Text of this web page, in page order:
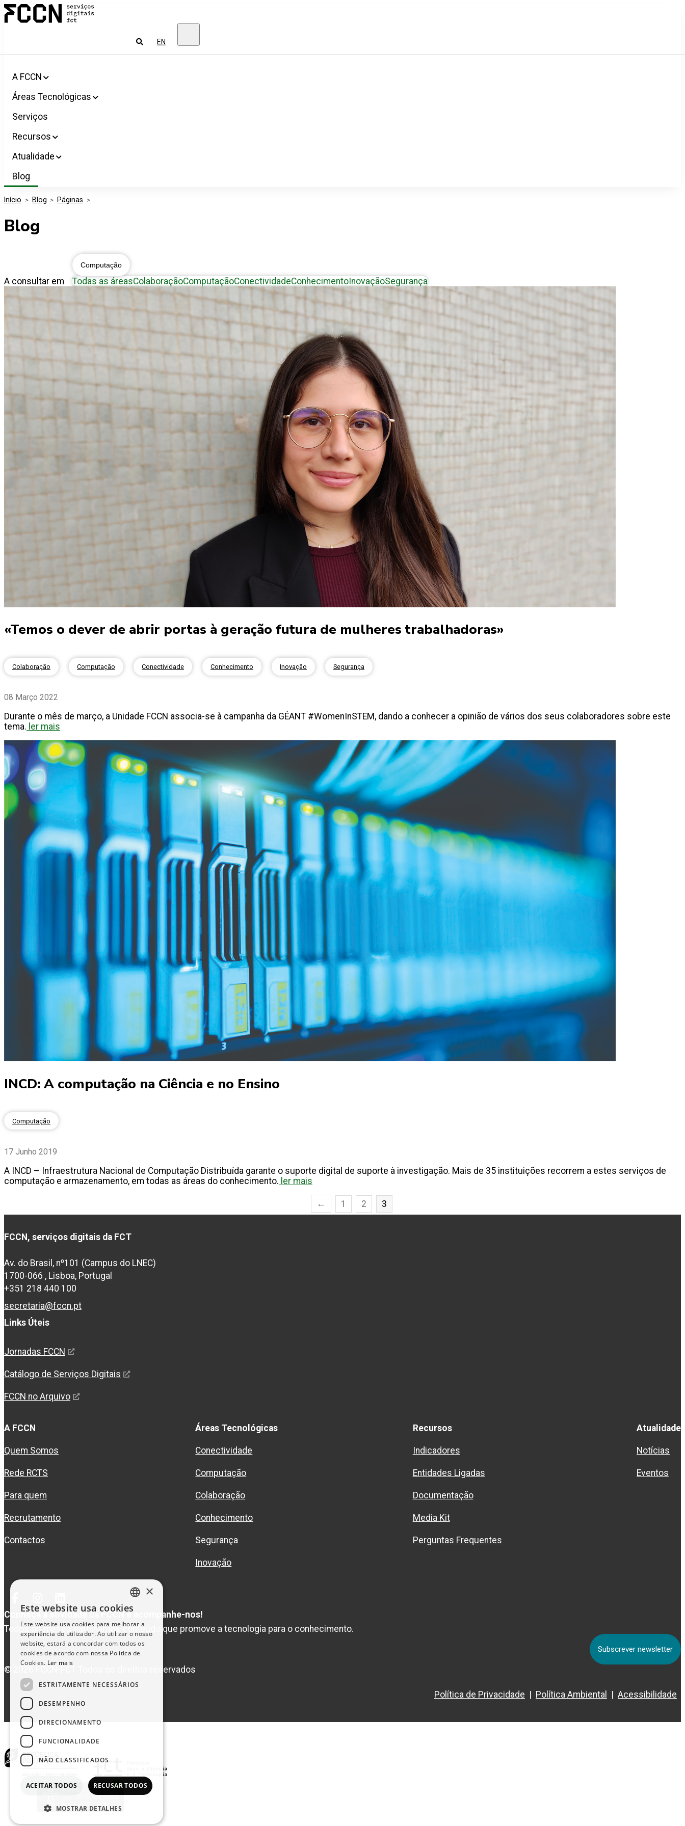
Salta
para
Pesquisar
EN
A FCCN
Áreas Tecnológicas
Serviços
Recursos
Atualidade
Blog
Início > Blog > Páginas >
Blog
A consultar em
Computação
Todas as áreasColaboraçãoComputaçãoConectividadeConhecimentoInovaçãoSegurança
«Temos o dever de abrir portas à geração futura de mulheres trabalhadoras»
Colaboração Computação Conectividade Conhecimento Inovação Segurança
08 Março 2022
Durante o mês de março, a Unidade FCCN associa-se à campanha da GÉANT #WomenInSTEM, dando a conhecer a opinião de vários dos seus colaboradores sobre este
tema. ler mais
INCD: A computação na Ciência e no Ensino
Computação
17 Junho 2019
A INCD – Infraestrutura Nacional de Computação Distribuída garante o suporte digital de suporte à investigação. Mais de 35 instituições recorrem a estes serviços de
computação e armazenamento, em todas as áreas do conhecimento. ler mais
← 1 2 3
FCCN, serviços digitais da FCT
Av. do Brasil, nº101 (Campus do LNEC)
1700-066 , Lisboa, Portugal
+351 218 440 100
secretaria@fccn.pt
Links Úteis
Jornadas FCCN
Catálogo de Serviços Digitais
FCCN no Arquivo
A FCCN
Quem Somos
Rede RCTS
Para quem
Recrutamento
Contactos
Áreas Tecnológicas
Conectividade
Computação
Colaboração
Conhecimento
Segurança
Inovação
Recursos
Indicadores
Entidades Ligadas
Documentação
Media Kit
Perguntas Frequentes
Atualidade
Notícias
Eventos
FacebookInstagramLinked
In
Conheça a atividade da FCCN e acompanhe-nos!
Todos os meses partilhámos conteúdo que promove a tecnologia para o conhecimento.
Subscrever newsletter
© 2026 FCCN-FCT Todos os direitos reservados
Política de Privacidade Política Ambiental Acessibilidade
PORTUGUESE
ENGLISH
×
Este website usa cookies
Este website usa cookies para melhorar a
experiência do utilizador. Ao utilizar o nosso
website, estará a concordar com todos os
cookies de acordo com nossa Política de
Cookies. Ler mais
ESTRITAMENTE NECESSÁRIOS
DESEMPENHO
DIRECIONAMENTO
FUNCIONALIDADE
NÃO CLASSIFICADOS
ACEITAR TODOS RECUSAR TODOS
MOSTRAR DETALHES